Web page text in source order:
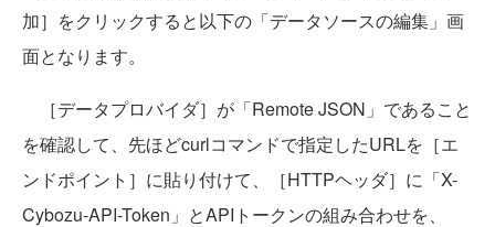
加］をクリックすると以下の「データソースの編集」画
面となります。
［データプロバイダ］が「Remote JSON」であること
を確認して、先ほどcurlコマンドで指定したURLを［エ
ンドポイント］に貼り付けて、［HTTPヘッダ］に「X-
Cybozu-API-Token」とAPIトークンの組み合わせを、